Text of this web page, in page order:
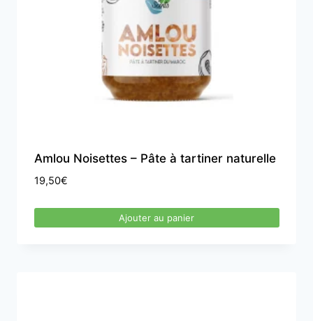
Amlou Noisettes – Pâte à tartiner naturelle
19,50€
Ajouter au panier